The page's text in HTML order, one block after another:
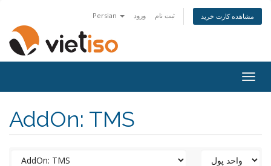
Persian ورود ثبت نام مشاهده کارت خرید
AddOn: TMS